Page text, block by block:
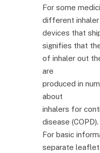
For some
different inhaler
devices that
signifies that
of inhaler out
are
produced in
about
inhalers for
disease (COPD).
For basic
separate leaflet